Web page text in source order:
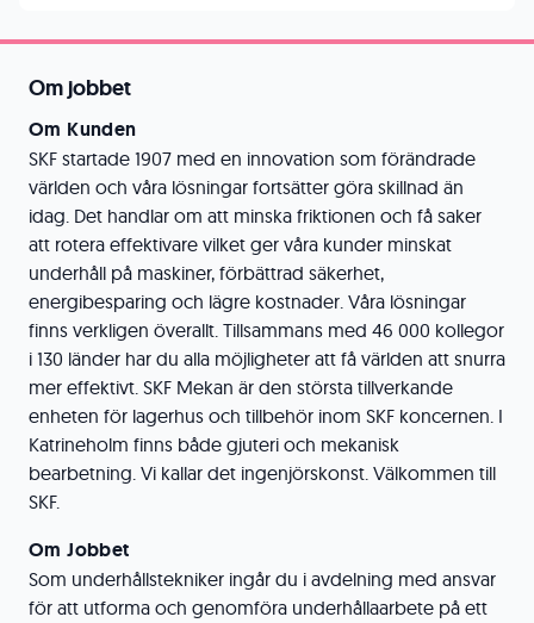
Om jobbet
Om Kunden
SKF startade 1907 med en innovation som förändrade
världen och våra lösningar fortsätter göra skillnad än
idag. Det handlar om att minska friktionen och få saker
att rotera effektivare vilket ger våra kunder minskat
underhåll på maskiner, förbättrad säkerhet,
energibesparing och lägre kostnader. Våra lösningar
finns verkligen överallt. Tillsammans med 46 000 kollegor
i 130 länder har du alla möjligheter att få världen att snurra
mer effektivt. SKF Mekan är den största tillverkande
enheten för lagerhus och tillbehör inom SKF koncernen. I
Katrineholm finns både gjuteri och mekanisk
bearbetning. Vi kallar det ingenjörskonst. Välkommen till
SKF.
Om Jobbet
Som underhållstekniker ingår du i avdelning med ansvar
för att utforma och genomföra underhållaarbete på ett